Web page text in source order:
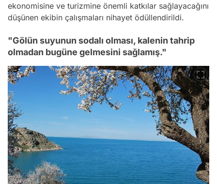
ekonomisine ve turizmine önemli katkılar sağlayacağını
düşünen ekibin çalışmaları nihayet ödüllendirildi.
"Gölün suyunun sodalı olması, kalenin tahrip
olmadan bugüne gelmesini sağlamış."